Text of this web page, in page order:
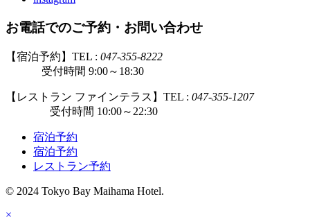
お電話でのご予約・お問い合わせ
【宿泊予約】TEL : 047-355-8222
受付時間 9:00～18:30
【レストラン ファインテラス】TEL : 047-355-1207
受付時間 10:00～22:30
宿泊予約
宿泊予約
レストラン予約
© 2024 Tokyo Bay Maihama Hotel.
×